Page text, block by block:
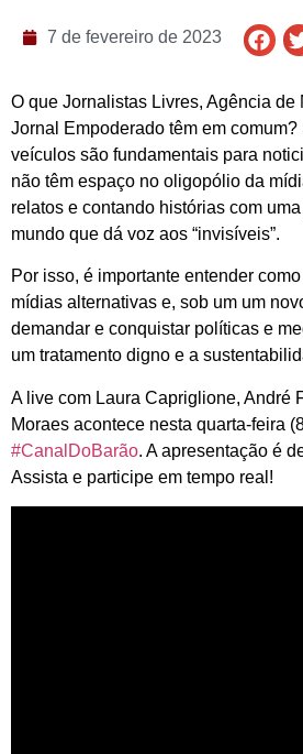
7 de fevereiro de 2023
O que Jornalistas Livres, Agência
Jornal Empoderado têm em
veículos são fundamentais para
não têm espaço no oligopólio da
relatos e contando histórias com
mundo que dá voz aos “invisíveis”.
Por isso, é importante entender
mídias alternativas e, sob um um
demandar e conquistar políticas e
um tratamento digno e a
A live com Laura Capriglione, André
Moraes acontece nesta quarta-feira
#CanalDoBarão. A apresentação é
Assista e participe em tempo real!